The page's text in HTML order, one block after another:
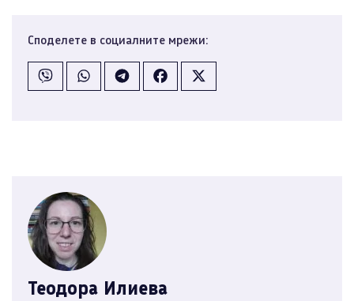
Споделете в социалните мрежи:
Теодора Илиева